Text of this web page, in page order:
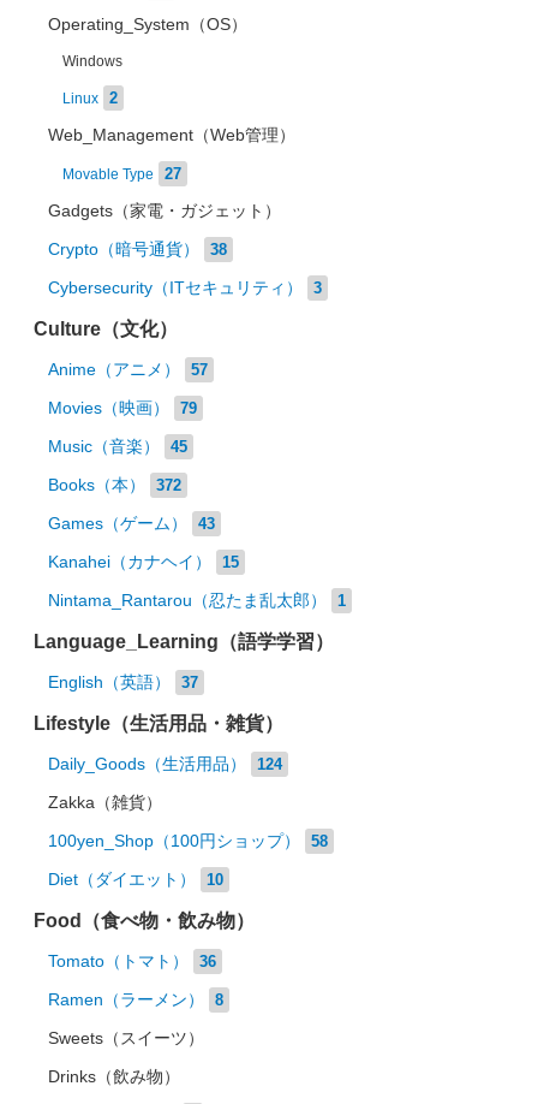
Operating_System（OS）
Windows
Linux 2
Web_Management（Web管理）
Movable Type 27
Gadgets（家電・ガジェット）
Crypto（暗号通貨） 38
Cybersecurity（ITセキュリティ） 3
Culture（文化）
Anime（アニメ） 57
Movies（映画） 79
Music（音楽） 45
Books（本） 372
Games（ゲーム） 43
Kanahei（カナヘイ） 15
Nintama_Rantarou（忍たま乱太郎） 1
Language_Learning（語学学習）
English（英語） 37
Lifestyle（生活用品・雑貨）
Daily_Goods（生活用品） 124
Zakka（雑貨）
100yen_Shop（100円ショップ） 58
Diet（ダイエット） 10
Food（食べ物・飲み物）
Tomato（トマト） 36
Ramen（ラーメン） 8
Sweets（スイーツ）
Drinks（飲み物）